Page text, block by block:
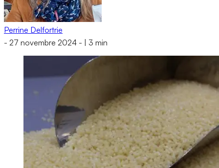
Perrine Delfortrie
- 27 novembre 2024 - 3 min